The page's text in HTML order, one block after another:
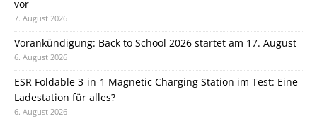
vor
7. August 2026
Vorankündigung: Back to School 2026 startet am 17. August
6. August 2026
ESR Foldable 3-in-1 Magnetic Charging Station im Test: Eine
Ladestation für alles?
6. August 2026